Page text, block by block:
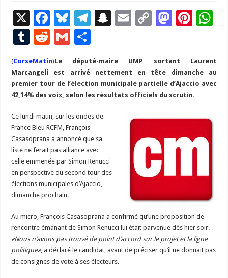
X
F
ac
e
b
o
o
k
Bl
u
es
ky
T
gr
a
m
S
p
c
h
E
l
C
y
Li
n
k
M
d
o
n
Pi
es
t
p
T
m
bl
r
R
d
di
t
G
m
ai
l
ar
ta
g
er
(CorseMatin)Le député-maire UMP sortant Laurent
Marcangeli est arrivé nettement en tête dimanche au
premier tour de l’élection municipale partielle d’Ajaccio avec
42,14% des voix, selon les résultats officiels du scrutin.
Ce lundi matin, sur les ondes de
France Bleu RCFM, François
Casasoprana a annoncé que sa
liste ne ferait pas alliance avec
celle emmenée par Simon Renucci
en perspective du second tour des
élections municipales d’Ajaccio,
dimanche prochain.
Au micro, François Casasoprana a confirmé qu’une proposition de
rencontre émanant de Simon Renucci lui était parvenue dès hier soir.
«Nous n’avons pas trouvé de point d’accord sur le projet et la ligne
politique», a déclaré le candidat, avant de préciser qu’il ne donnait pas
de consignes de vote à ses électeurs.